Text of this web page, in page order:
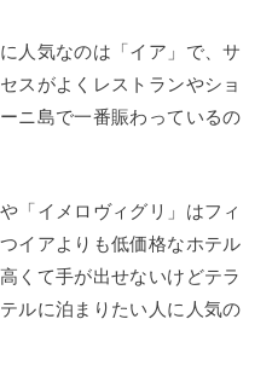
人気なのは「イア」で、サ
スがよくレストランやショ
ニ島で一番賑わっているの
「イメロヴィグリ」はフィ
イアよりも低価格なホテル
くて手が出せないけどテラ
ルに泊まりたい人に人気の